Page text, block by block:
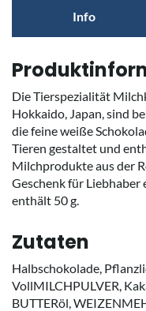
Info
Die Tierspezialität
Hokkaido, Japan, sind
die feine weiße
Tieren gestaltet und
Milchprodukte aus der
Geschenk für Liebhaber
enthält 50 g.
Zutaten
Halbschokolade,
VollMILCHPULVER,
BUTTERöl,